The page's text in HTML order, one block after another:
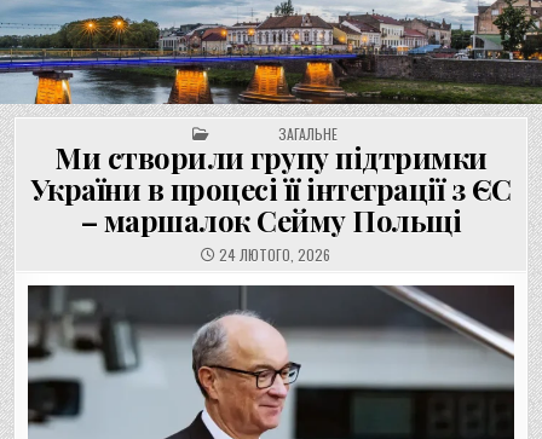
Перейти
до
вмісту
UNGVAR.UZ.UA
POSTED INЗАГАЛЬНЕ
Ми створили групу підтримки
України в процесі її інтеграції з ЄС
– маршалок Сейму Польщі
24 ЛЮТОГО, 2026